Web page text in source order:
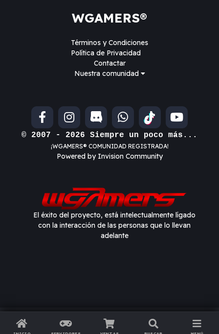
WGAMERS®
Términos y Condiciones
Política de Privacidad
Contactar
Nuestra comunidad
© 2007 - 2026 Siempre un poco más...
¡WGAMERS® COMUNIDAD REGISTRADA!
Powered by Invision Community
El éxito del proyecto, está intelectualmente lígado
con la interacción de las personas que lo llevan
adelante
Información importante
Términos de UsoyPolítica de privacidad
I accept